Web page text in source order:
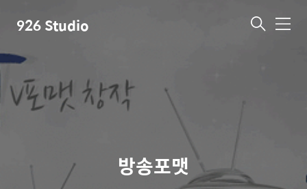
926 Studio 메
방송포맷